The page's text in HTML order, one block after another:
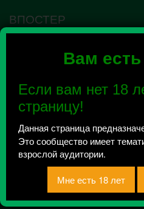
Вам
Если вам нет 18
страницу!
Данная страница
Это сообщество имеет
взрослой аудитории.
ВПОСТЕР
Ошибка VK API #5
сообщества нужно
повторно.
Чат
2018г.
Всего 1, за
отправлено /